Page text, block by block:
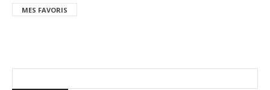
MES FAVORIS